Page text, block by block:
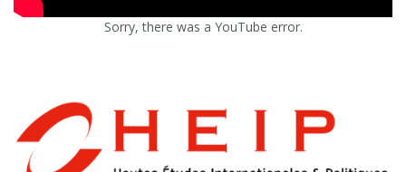
Sorry, there was a YouTube error.